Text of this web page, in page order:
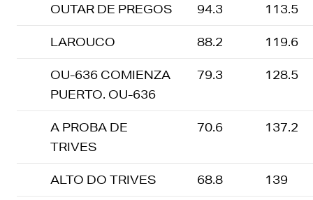
OUTAR DE PREGOS 94.3 113.5
LAROUCO 88.2 119.6
OU-636 COMIENZA
PUERTO. OU-636
79.3 128.5
A PROBA DE
TRIVES
70.6 137.2
ALTO DO TRIVES 68.8 139